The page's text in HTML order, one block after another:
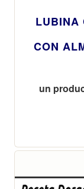
LUBINA
CON
un